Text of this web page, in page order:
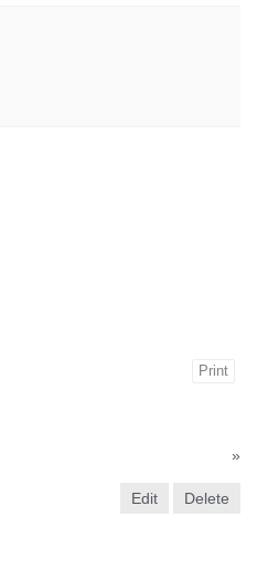
Print
»
Edit Delete